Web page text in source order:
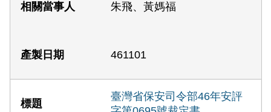
朱飛、黃媽福
461101
臺灣省保安司令部46年安評